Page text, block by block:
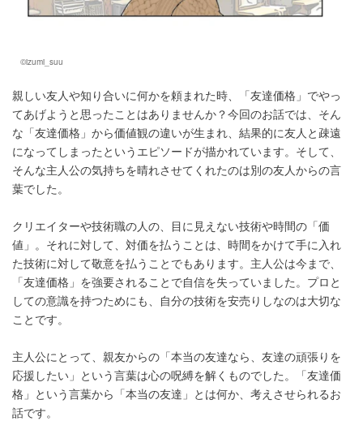
©izumi_suu
親しい友人や知り合いに何かを頼まれた時、「友達価格」でやっ
てあげようと思ったことはありませんか？今回のお話では、そん
な「友達価格」から価値観の違いが生まれ、結果的に友人と疎遠
になってしまったというエピソードが描かれています。そして、
そんな主人公の気持ちを晴れさせてくれたのは別の友人からの言
葉でした。
クリエイターや技術職の人の、目に見えない技術や時間の「価
値」。それに対して、対価を払うことは、時間をかけて手に入れ
た技術に対して敬意を払うことでもあります。主人公は今まで、
「友達価格」を強要されることで自信を失っていました。プロと
しての意識を持つためにも、自分の技術を安売りしなのは大切な
ことです。
主人公にとって、親友からの「本当の友達なら、友達の頑張りを
応援したい」という言葉は心の呪縛を解くものでした。「友達価
格」という言葉から「本当の友達」とは何か、考えさせられるお
話です。